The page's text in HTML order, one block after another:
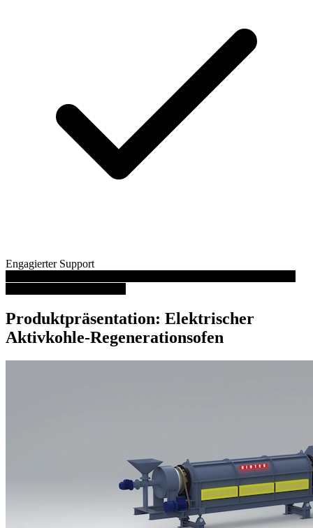
Engagierter Support
Produktpräsentation: Elektrischer
Aktivkohle-Regenerationsofen